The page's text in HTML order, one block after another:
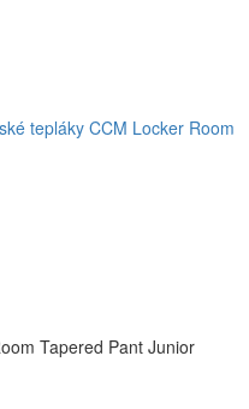
tepláky CCM Locker Room
Tapered Pant Junior